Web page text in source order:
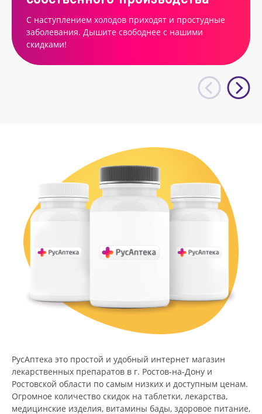
С наступлением холодов приходят и простудные
заболевания. Дышите свободнее с нашими
скидками!
РусАптека это простой и удобный интернет магазин
лекарственных препаратов в г. Ростов-на-Дону и
Ростовской области по самым низких и доступным ценам.
Огромное количество скидок на таблетки, лекарства,
медицинские изделия, витамины бады, здоровое питание,